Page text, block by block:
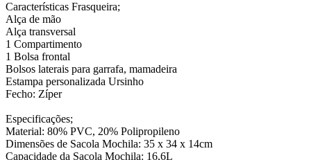
Características Frasqueira;
Alça de mão
Alça transversal
1 Compartimento
1 Bolsa frontal
Bolsos laterais para garrafa, mamadeira
Estampa personalizada Ursinho
Fecho: Zíper
Especificações;
Material: 80% PVC, 20% Polipropileno
Dimensões de Sacola Mochila: 35 x 34 x 14cm
Capacidade da Sacola Mochila: 16,6L